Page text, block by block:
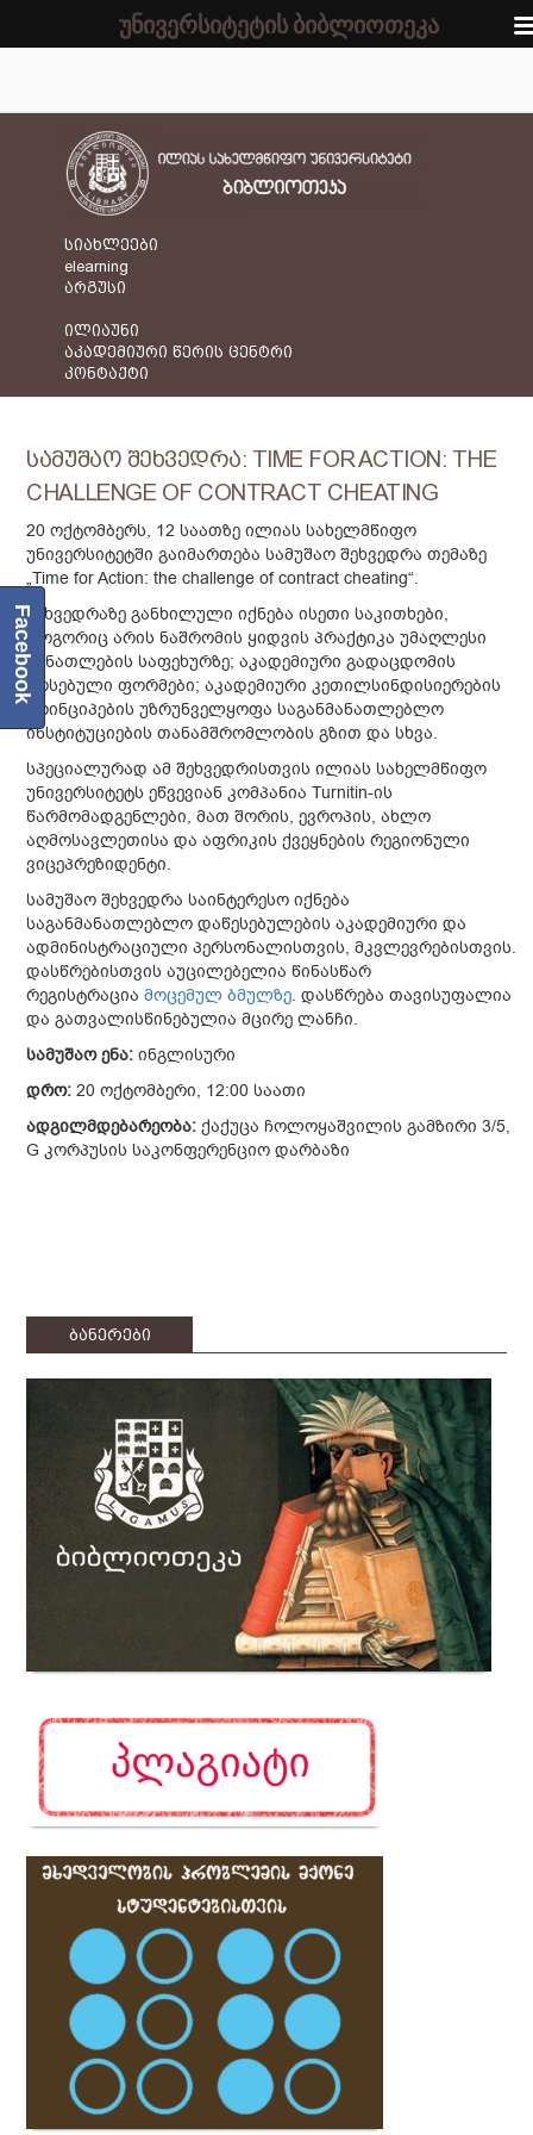
სიახლეები
elearning
არგუსი
ილიაუნი
აკადემიური წერის ცენტრი
კონტაქტი
სამუშაო შეხვედრა: TIME FOR ACTION: THE
CHALLENGE OF CONTRACT CHEATING
20 ოქტომბერს, 12 საათზე ილიას სახელმწიფო
უნივერსიტეტში გაიმართება სამუშაო შეხვედრა თემაზე
„Time for Action: the challenge of contract cheating“.
შეხვედრაზე განხილული იქნება ისეთი საკითხები,
როგორიც არის ნაშრომის ყიდვის პრაქტიკა უმაღლესი
განათლების საფეხურზე; აკადემიური გადაცდომის
არსებული ფორმები; აკადემიური კეთილსინდისიერების
პრინციპების უზრუნველყოფა საგანმანათლებლო
ინსტიტუციების თანამშრომლობის გზით და სხვა.
სპეციალურად ამ შეხვედრისთვის ილიას სახელმწიფო
უნივერსიტეტს ეწვევიან კომპანია Turnitin-ის
წარმომადგენლები, მათ შორის, ევროპის, ახლო
აღმოსავლეთისა და აფრიკის ქვეყნების რეგიონული
ვიცეპრეზიდენტი.
სამუშაო შეხვედრა საინტერესო იქნება
საგანმანათლებლო დაწესებულების აკადემიური და
ადმინისტრაციული პერსონალისთვის, მკვლევრებისთვის.
დასწრებისთვის აუცილებელია წინასწარ
რეგისტრაცია მოცემულ ბმულზე. დასწრება თავისუფალია
და გათვალისწინებულია მცირე ლანჩი.
სამუშაო ენა: ინგლისური
დრო: 20 ოქტომბერი, 12:00 საათი
ადგილმდებარეობა: ქაქუცა ჩოლოყაშვილის გამზირი 3/5,
G კორპუსის საკონფერენციო დარბაზი
ბანერები
Facebook
უნივერსიტეტის ბიბლიოთეკა